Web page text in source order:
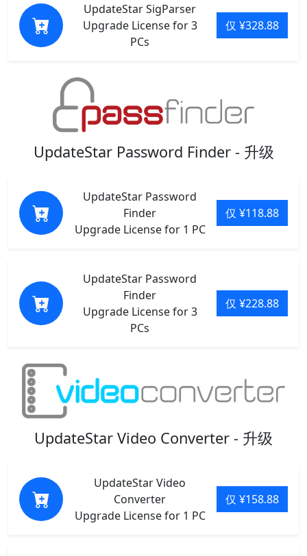
UpdateStar SigParser
Upgrade License for 3
PCs
仅 ¥328.88
UpdateStar Password Finder - 升级
UpdateStar Password
Finder
Upgrade License for 1 PC
仅 ¥118.88
UpdateStar Password
Finder
Upgrade License for 3
PCs
仅 ¥228.88
UpdateStar Video Converter - 升级
UpdateStar Video
Converter
Upgrade License for 1 PC
仅 ¥158.88